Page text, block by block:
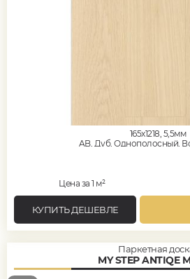
165x1218, 5,5мм
AB, Дуб, Однополосный,
Цена за 1 м²
КУПИТЬ ДЕШЕВЛЕ
Паркетная
MY STEP ANTIQE